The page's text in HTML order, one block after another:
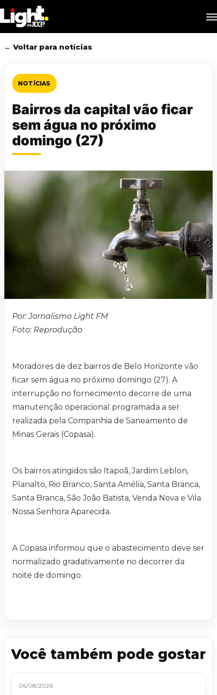
to
main
content
← Voltar para notícias
NOTÍCIAS
Bairros da capital vão ficar
sem água no próximo
domingo (27)
Por: Jornalismo Light FM
Foto: Reprodução
Moradores de dez bairros de Belo Horizonte vão
ficar sem água no próximo domingo (27). A
interrupção no fornecimento decorre de uma
manutenção operacional programada a ser
realizada pela Companhia de Saneamento de
Minas Gerais (Copasa).
Os bairros atingidos são Itapoã, Jardim Leblon,
Planalto, Rio Branco, Santa Amélia, Santa Branca,
Santa Branca, São João Batista, Venda Nova e Vila
Nossa Senhora Aparecida.
A Copasa informou que o abastecimento deve ser
normalizado gradativamente no decorrer da
noite de domingo.
Você também pode gostar
06/08/2026